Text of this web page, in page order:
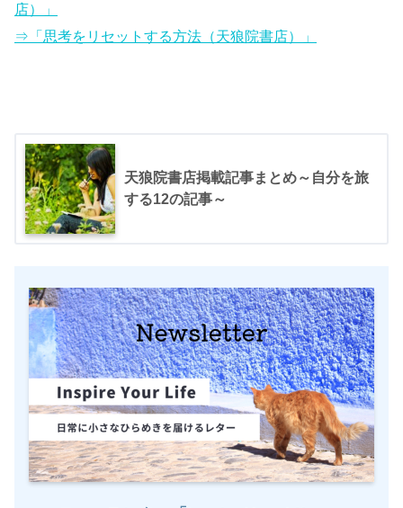
店）」
⇒「思考をリセットする方法（天狼院書店）」
天狼院書店掲載記事まとめ～自分を旅
する12の記事～